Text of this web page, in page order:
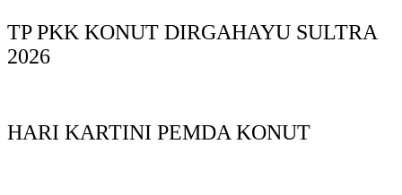
TP PKK KONUT DIRGAHAYU SULTRA
2026
HARI KARTINI PEMDA KONUT